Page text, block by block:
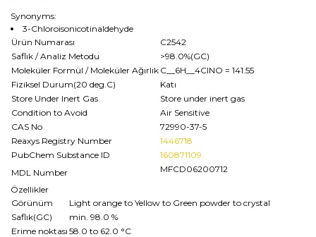
Synonyms:
3-Chloroisonicotinaldehyde
Ürün Numarası
C2542
Saflık / Analiz Metodu
>98.0%(GC)
Moleküler Formül / Moleküler Ağırlık C__6H__4ClNO = 141.55
Fiziksel Durum(20 deg.C)
Katı
Store Under Inert Gas
Store under inert gas
Condition to Avoid
Air Sensitive
CAS No
72990-37-5
Reaxys Registry Number
1446718
PubChem Substance ID
160871109
MDL Number
MFCD06200712
Özellikler
Görünüm
Light orange to Yellow to Green powder to crystal
Saflık(GC)
min. 98.0 %
Erime noktası 58.0 to 62.0 °C